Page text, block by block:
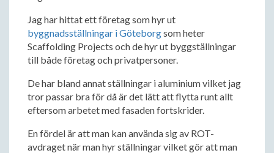
Jag har hittat ett företag som hyr ut
byggnadsställningar i Göteborgsom heter
Scaffolding Projects och de hyr ut byggställningar
till både företag och privatpersoner.
De har bland annat ställningar i aluminium vilket jag
tror passar bra för då är det lätt att flytta runt allt
eftersom arbetet med fasaden fortskrider.
En fördel är att man kan använda sig av ROT-
avdraget när man hyr ställningar vilket gör att man